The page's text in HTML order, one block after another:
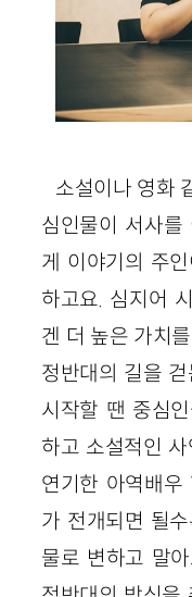
소설이나 영화
심인물이 서사를
게 이야기의 주
하고요. 심지어
겐 더 높은 가치
정반대의 길을
시작할 땐 중심
하고 소설적인
연기한 아역배우
가 전개되면 될
물로 변하고 말